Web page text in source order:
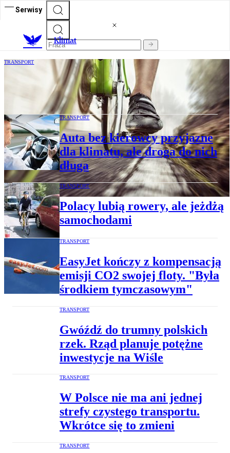
Serwisy
Klimat
TRANSPORT
Francuscy kibice jadą na mundial do
Kataru rowerami
TRANSPORT
Auta bez kierowcy przyjazne
dla klimatu, ale droga do nich
długa
TRANSPORT
Polacy lubią rowery, ale jeżdżą
samochodami
TRANSPORT
EasyJet kończy z kompensacją
emisji CO2 swojej floty. "Była
środkiem tymczasowym"
TRANSPORT
Gwóźdź do trumny polskich
rzek. Rząd planuje potężne
inwestycje na Wiśle
TRANSPORT
W Polsce nie ma ani jednej
strefy czystego transportu.
Wkrótce się to zmieni
TRANSPORT